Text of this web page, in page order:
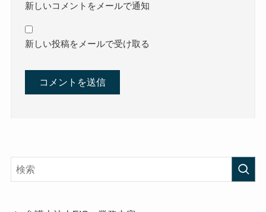
新しいコメントをメールで通知
新しい投稿をメールで受け取る